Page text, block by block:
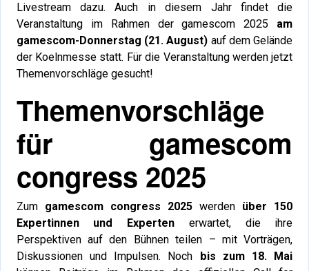
Livestream dazu. Auch in diesem Jahr findet die
Veranstaltung im Rahmen der gamescom 2025 am
gamescom-Donnerstag (21. August) auf dem Gelände
der Koelnmesse statt. Für die Veranstaltung werden jetzt
Themenvorschläge gesucht!
Themenvorschläge
für gamescom
congress 2025
Zumgamescom congress 2025 werden über 150
Expertinnen und Experten erwartet, die ihre
Perspektiven auf den Bühnen teilen – mit Vorträgen,
Diskussionen und Impulsen. Noch bis zum 18. Mai